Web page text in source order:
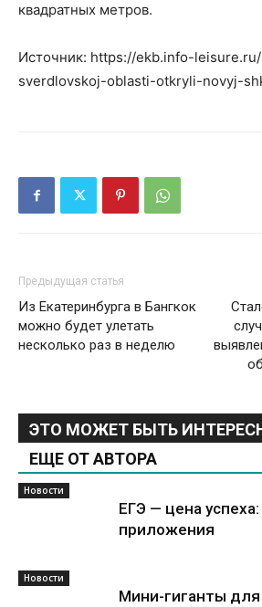
квадратных метров.
Источник: https://ekb.info-
sverdlovskoj-oblasti-otkryli-novyj-
Предыдущая статья
Из Екатеринбурга в Бангкок
можно будет улетать
несколько раз в неделю
ЭТО МОЖЕТ БЫТЬ
ЕЩЕ ОТ АВТОРА
Новости
ЕГЭ — цена
приложения
Новости
Мини-гиганты